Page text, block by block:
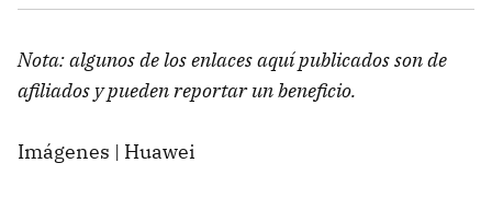
Nota: algunos de los enlaces aquí publicados son de
afiliados y pueden reportar un beneficio.
Imágenes | Huawei